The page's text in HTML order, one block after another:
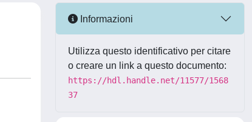
Informazioni
Utilizza questo identificativo per citare
o creare un link a questo documento:
https://hdl.handle.net/11577/1568
37